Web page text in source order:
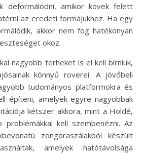
deformálódni, amikor kövek felett
az eredeti formájukhoz. Ha egy
akkor nem fog hatékonyan
okoz.
nagyobb terheket is el kell bírniuk,
könnyű roverei. A jövőbeli
tudományos platformokra és
építeni, amelyek egyre nagyobbak
kétszer akkora, mint a Holdé,
kell szembenézni. Az
zongoraszálakból készült
amelyek hatótávolsága